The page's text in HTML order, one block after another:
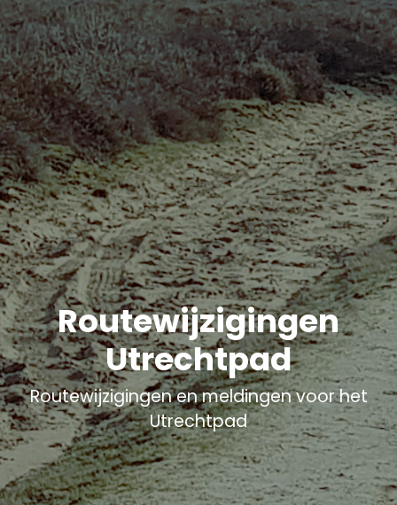
Routewijzigingen
Utrechtpad
Routewijzigingen en meldingen voor het
Utrechtpad